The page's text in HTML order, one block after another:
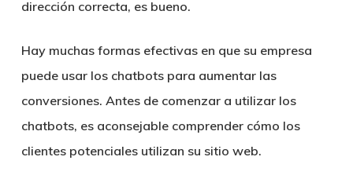
dirección correcta, es bueno.
Hay muchas formas efectivas en que su empresa
puede usar los chatbots para aumentar las
conversiones. Antes de comenzar a utilizar los
chatbots, es aconsejable comprender cómo los
clientes potenciales utilizan su sitio web.